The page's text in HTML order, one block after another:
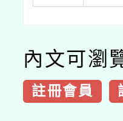
內文可瀏
註冊會員